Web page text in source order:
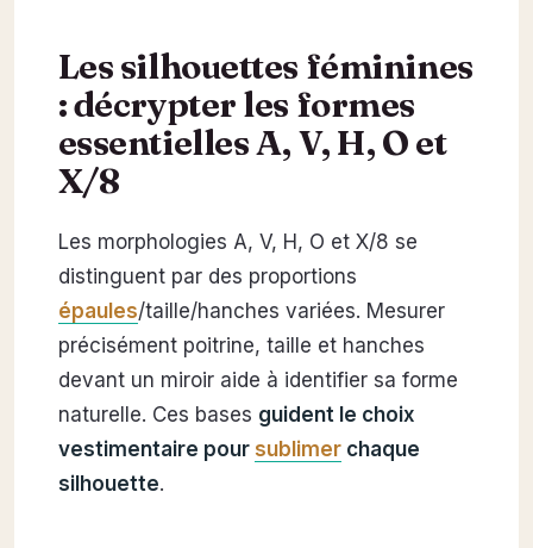
Les silhouettes féminines
: décrypter les formes
essentielles A, V, H, O et
X/8
Les morphologies A, V, H, O et X/8 se
distinguent par des proportions
épaules/taille/hanches variées. Mesurer
précisément poitrine, taille et hanches
devant un miroir aide à identifier sa forme
naturelle. Ces bases guident le choix
vestimentaire pour sublimerchaque
silhouette.